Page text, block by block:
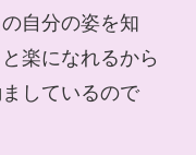
自分の姿を知
楽になれるから
しているので